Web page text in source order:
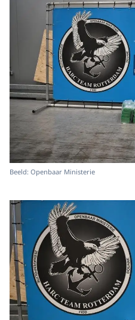
Beeld: Openbaar Ministerie